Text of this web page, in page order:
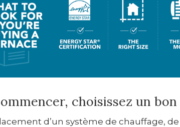
choisissez un
d’un système de chauffage,